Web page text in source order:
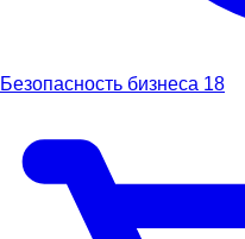
Безопасность бизнеса 18